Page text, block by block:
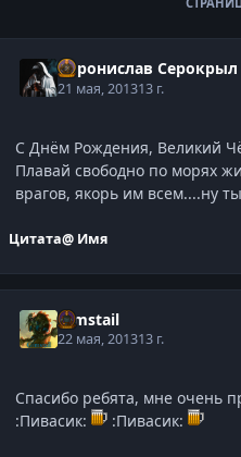
Воронислав Серокрыл
21 мая, 201313 г.
С Днём Рождения, Великий
Плавай свободно по морях
врагов, якорь им всем....ну
Цитата@ Имя
Gimstail
22 мая, 201313 г.
Спасибо ребята, мне очень
:Пивасик:
:Пивасик: